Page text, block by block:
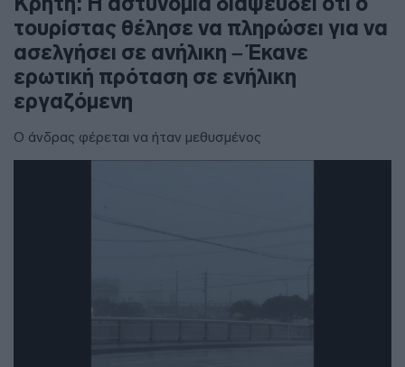
τουρίστας θέλησε να πληρώσει για να
ασελγήσει σε ανήλικη – Έκανε
ερωτική πρόταση σε ενήλικη
εργαζόμενη
Ο άνδρας φέρεται να ήταν μεθυσμένος